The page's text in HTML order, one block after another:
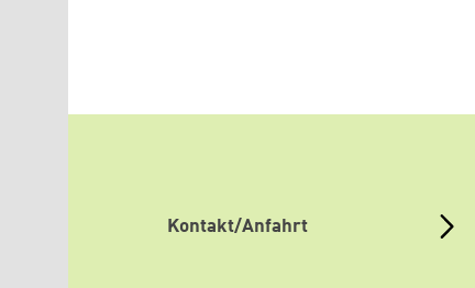
Kontakt/Anfahrt